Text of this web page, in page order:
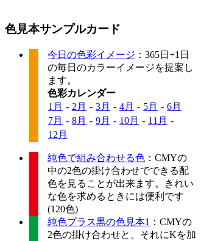
色見本サンプルカード
今日の色彩イメージ ：365日+1日
の毎日のカラーイメージを提案し
ます。
色彩カレンダー
1月 - 2月 - 3月 - 4月 - 5月 - 6月
7月 - 8月 - 9月 - 10月 - 11月 -
12月
純色で組み合わせる色 ：CMYの
中の2色の掛け合わせでできる配
色を見ることが出来ます。きれい
な色を求めるときには便利です
(120色)
純色プラス黒の色見本1 ：CMYの
2色の掛け合わせと、それにKを加